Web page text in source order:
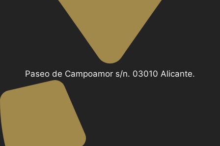
Paseo de Campoamor s/n. 03010 Alicante.